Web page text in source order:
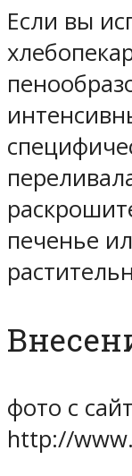
Если вы
печенье
фото с
http://